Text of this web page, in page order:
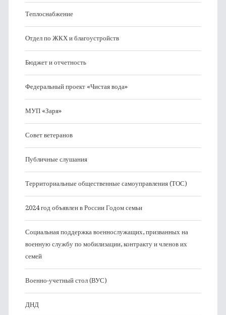
Теплоснабжение
Отдел по ЖКХ и благоустройств
Бюджет и отчетность
Федеральный проект «Чистая вода»
МУП «Заря»
Совет ветеранов
Публичные слушания
Территориальные общественные самоуправления (ТОС)
2024 год объявлен в России Годом семьи
Социальная поддержка военнослужащих, призванных на
военную службу по мобилизации, контракту и членов их
семей
Военно-учетный стол (ВУС)
ДНД